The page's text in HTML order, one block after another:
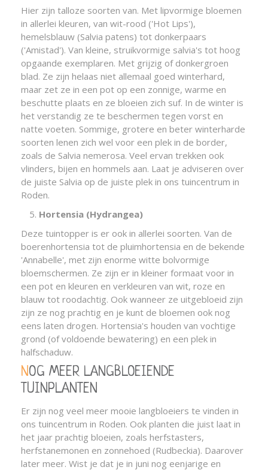
Hier zijn talloze soorten van. Met lipvormige bloemen
in allerlei kleuren, van wit-rood ('Hot Lips'),
hemelsblauw (Salvia patens) tot donkerpaars
('Amistad'). Van kleine, struikvormige salvia's tot hoog
opgaande exemplaren. Met grijzig of donkergroen
blad. Ze zijn helaas niet allemaal goed winterhard,
maar zet ze in een pot op een zonnige, warme en
beschutte plaats en ze bloeien zich suf. In de winter is
het verstandig ze te beschermen tegen vorst en
natte voeten. Sommige, grotere en beter winterharde
soorten lenen zich wel voor een plek in de border,
zoals de Salvia nemerosa. Veel ervan trekken ook
vlinders, bijen en hommels aan. Laat je adviseren over
de juiste Salvia op de juiste plek in ons tuincentrum in
Roden.
Hortensia (Hydrangea)
Deze tuintopper is er ook in allerlei soorten. Van de
boerenhortensia tot de pluimhortensia en de bekende
'Annabelle', met zijn enorme witte bolvormige
bloemschermen. Ze zijn er in kleiner formaat voor in
een pot en kleuren en verkleuren van wit, roze en
blauw tot roodachtig. Ook wanneer ze uitgebloeid zijn
zijn ze nog prachtig en je kunt de bloemen ook nog
eens laten drogen. Hortensia's houden van vochtige
grond (of voldoende bewatering) en een plek in
halfschaduw.
NOG MEER LANGBLOEIENDE
TUINPLANTEN
Er zijn nog veel meer mooie langbloeiers te vinden in
ons tuincentrum in Roden. Ook planten die juist laat in
het jaar prachtig bloeien, zoals herfstasters,
herfstanemonen en zonnehoed (Rudbeckia). Daarover
later meer. Wist je dat je in juni nog eenjarige en